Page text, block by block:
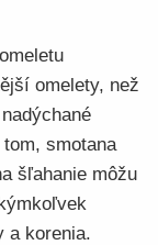
omelety, než
smotana
šľahanie môžu
a korenia.